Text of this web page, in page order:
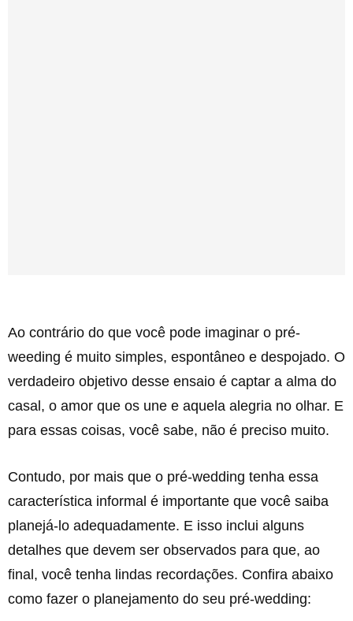
Ao contrário do que você pode imaginar o pré-
weeding é muito simples, espontâneo e despojado. O
verdadeiro objetivo desse ensaio é captar a alma do
casal, o amor que os une e aquela alegria no olhar. E
para essas coisas, você sabe, não é preciso muito.
Contudo, por mais que o pré-wedding tenha essa
característica informal é importante que você saiba
planejá-lo adequadamente. E isso inclui alguns
detalhes que devem ser observados para que, ao
final, você tenha lindas recordações. Confira abaixo
como fazer o planejamento do seu pré-wedding: